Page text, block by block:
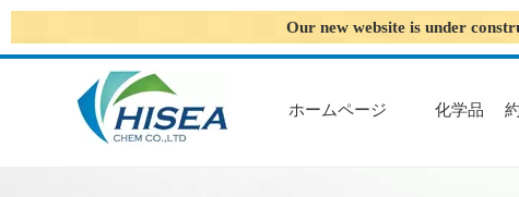
Our new website is under
ホームページ 化学品 約